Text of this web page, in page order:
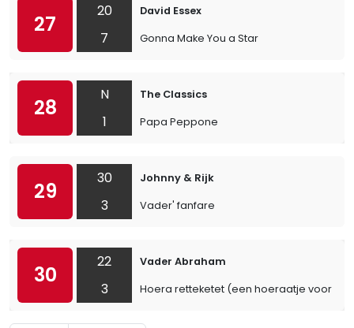
27
20
7
David Essex
Gonna Make You a Star
28
N
1
The Classics
Papa Peppone
29
30
3
Johnny & Rijk
Vader' fanfare
30
22
3
Vader Abraham
Hoera retteketet (een hoeraatje voor het